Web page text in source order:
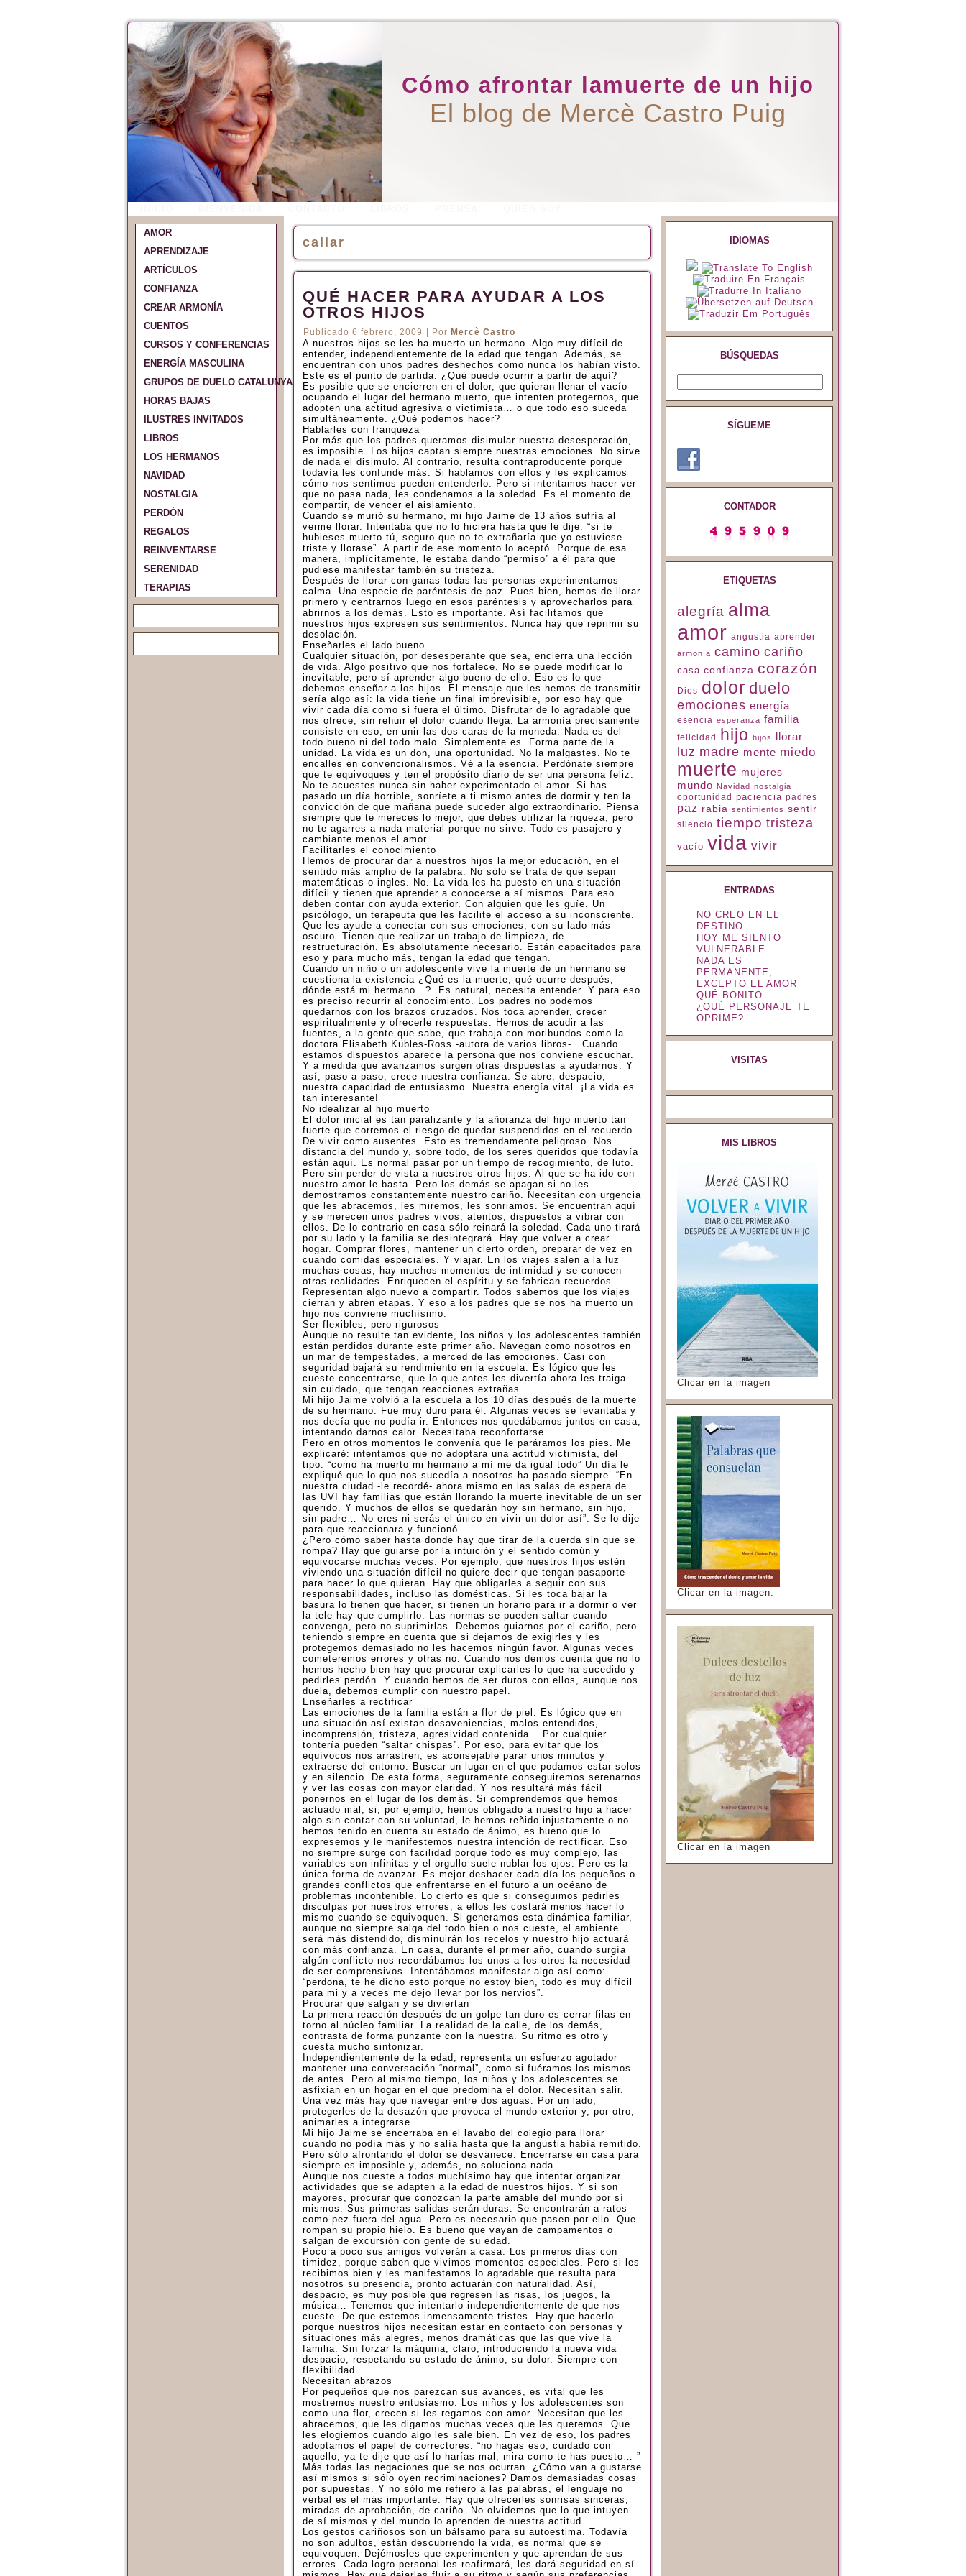
Cómo afrontar lamuerte de un hijo
El blog de Mercè Castro Puig
AMOR
APRENDIZAJE
ARTÍCULOS
CONFIANZA
CREAR ARMONÍA
CUENTOS
CURSOS Y CONFERENCIAS
ENERGÍA MASCULINA
GRUPOS DE DUELO CATALUNYA Y ESPAÑA
HORAS BAJAS
ILUSTRES INVITADOS
LIBROS
LOS HERMANOS
NAVIDAD
NOSTALGIA
PERDÓN
REGALOS
REINVENTARSE
SERENIDAD
TERAPIAS
callar
QUÉ HACER PARA AYUDAR A LOS
OTROS HIJOS
Publicado 6 febrero, 2009 Por Mercè Castro
A nuestros hijos se les ha muerto un hermano. Algo muy difícil de
entender, independientemente de la edad que tengan. Además, se
encuentran con unos padres deshechos como nunca los habían visto.
Este es el punto de partida. ¿Qué puede ocurrir a partir de aquí?
Es posible que se encierren en el dolor, que quieran llenar el vacío
ocupando el lugar del hermano muerto, que intenten protegernos, que
adopten una actitud agresiva o victimista… o que todo eso suceda
simultáneamente. ¿Qué podemos hacer?
Hablarles con franqueza
Por más que los padres queramos disimular nuestra desesperación,
es imposible. Los hijos captan siempre nuestras emociones. No sirve
de nada el disimulo. Al contrario, resulta contraproducente porque
todavía les confunde más. Si hablamos con ellos y les explicamos
cómo nos sentimos pueden entenderlo. Pero si intentamos hacer ver
que no pasa nada, les condenamos a la soledad. Es el momento de
compartir, de vencer el aislamiento.
Cuando se murió su hermano, mi hijo Jaime de 13 años sufría al
verme llorar. Intentaba que no lo hiciera hasta que le dije: “si te
hubieses muerto tú, seguro que no te extrañaría que yo estuviese
triste y llorase”. A partir de ese momento lo aceptó. Porque de esa
manera, implícitamente, le estaba dando “permiso” a él para que
pudiese manifestar también su tristeza.
Después de llorar con ganas todas las personas experimentamos
calma. Una especie de paréntesis de paz. Pues bien, hemos de llorar
primero y centrarnos luego en esos paréntesis y aprovecharlos para
abrirnos a los demás. Esto es importante. Así facilitamos que
nuestros hijos expresen sus sentimientos. Nunca hay que reprimir su
desolación.
Enseñarles el lado bueno
Cualquier situación, por desesperante que sea, encierra una lección
de vida. Algo positivo que nos fortalece. No se puede modificar lo
inevitable, pero sí aprender algo bueno de ello. Eso es lo que
debemos enseñar a los hijos. El mensaje que les hemos de transmitir
sería algo así: la vida tiene un final imprevisible, por eso hay que
vivir cada día como si fuera el último. Disfrutar de lo agradable que
nos ofrece, sin rehuir el dolor cuando llega. La armonía precisamente
consiste en eso, en unir las dos caras de la moneda. Nada es del
todo bueno ni del todo malo. Simplemente es. Forma parte de la
unidad. La vida es un don, una oportunidad. No la malgastes. No te
encalles en convencionalismos. Vé a la esencia. Perdónate siempre
que te equivoques y ten el propósito diario de ser una persona feliz.
No te acuestes nunca sin haber experimentado el amor. Si has
pasado un día horrible, sonríete a ti mismo antes de dormir y ten la
convicción de que mañana puede suceder algo extraordinario. Piensa
siempre que te mereces lo mejor, que debes utilizar la riqueza, pero
no te agarres a nada material porque no sirve. Todo es pasajero y
cambiante menos el amor.
Facilitarles el conocimiento
Hemos de procurar dar a nuestros hijos la mejor educación, en el
sentido más amplio de la palabra. No sólo se trata de que sepan
matemáticas o ingles. No. La vida les ha puesto en una situación
difícil y tienen que aprender a conocerse a sí mismos. Para eso
deben contar con ayuda exterior. Con alguien que les guíe. Un
psicólogo, un terapeuta que les facilite el acceso a su inconsciente.
Que les ayude a conectar con sus emociones, con su lado más
oscuro. Tienen que realizar un trabajo de limpieza, de
restructuración. Es absolutamente necesario. Están capacitados para
eso y para mucho más, tengan la edad que tengan.
Cuando un niño o un adolescente vive la muerte de un hermano se
cuestiona la existencia ¿Qué es la muerte, qué ocurre después,
dónde está mi hermano…?. Es natural, necesita entender. Y para eso
es preciso recurrir al conocimiento. Los padres no podemos
quedarnos con los brazos cruzados. Nos toca aprender, crecer
espiritualmente y ofrecerle respuestas. Hemos de acudir a las
fuentes, a la gente que sabe, que trabaja con moribundos como la
doctora Elisabeth Kübles-Ross -autora de varios libros- . Cuando
estamos dispuestos aparece la persona que nos conviene escuchar.
Y a medida que avanzamos surgen otras dispuestas a ayudarnos. Y
así, paso a paso, crece nuestra confianza. Se abre, despacio,
nuestra capacidad de entusiasmo. Nuestra energía vital. ¡La vida es
tan interesante!
No idealizar al hijo muerto
El dolor inicial es tan paralizante y la añoranza del hijo muerto tan
fuerte que corremos el riesgo de quedar suspendidos en el recuerdo.
De vivir como ausentes. Esto es tremendamente peligroso. Nos
distancia del mundo y, sobre todo, de los seres queridos que todavía
están aquí. Es normal pasar por un tiempo de recogimiento, de luto.
Pero sin perder de vista a nuestros otros hijos. Al que se ha ido con
nuestro amor le basta. Pero los demás se apagan si no les
demostramos constantemente nuestro cariño. Necesitan con urgencia
que les abracemos, les miremos, les sonriamos. Se encuentran aquí
y se merecen unos padres vivos, atentos, dispuestos a vibrar con
ellos. De lo contrario en casa sólo reinará la soledad. Cada uno tirará
por su lado y la familia se desintegrará. Hay que volver a crear
hogar. Comprar flores, mantener un cierto orden, preparar de vez en
cuando comidas especiales. Y viajar. En los viajes salen a la luz
muchas cosas, hay muchos momentos de intimidad y se conocen
otras realidades. Enriquecen el espíritu y se fabrican recuerdos.
Representan algo nuevo a compartir. Todos sabemos que los viajes
cierran y abren etapas. Y eso a los padres que se nos ha muerto un
hijo nos conviene muchísimo.
Ser flexibles, pero rigurosos
Aunque no resulte tan evidente, los niños y los adolescentes también
están perdidos durante este primer año. Navegan como nosotros en
un mar de tempestades, a merced de las emociones. Casi con
seguridad bajará su rendimiento en la escuela. Es lógico que les
cueste concentrarse, que lo que antes les divertía ahora les traiga
sin cuidado, que tengan reacciones extrañas…
Mi hijo Jaime volvió a la escuela a los 10 días después de la muerte
de su hermano. Fue muy duro para él. Algunas veces se levantaba y
nos decía que no podía ir. Entonces nos quedábamos juntos en casa,
intentando darnos calor. Necesitaba reconfortarse.
Pero en otros momentos le convenía que le paráramos los pies. Me
explicaré: intentamos que no adoptara una actitud victimista, del
tipo: “como ha muerto mi hermano a mí me da igual todo” Un día le
expliqué que lo que nos sucedía a nosotros ha pasado siempre. “En
nuestra ciudad -le recordé- ahora mismo en las salas de espera de
las UVI hay familias que están llorando la muerte inevitable de un ser
querido. Y muchos de ellos se quedarán hoy sin hermano, sin hijo,
sin padre… No eres ni serás el único en vivir un dolor así”. Se lo dije
para que reaccionara y funcionó.
¿Pero cómo saber hasta donde hay que tirar de la cuerda sin que se
rompa? Hay que guiarse por la intuición y el sentido común y
equivocarse muchas veces. Por ejemplo, que nuestros hijos estén
viviendo una situación difícil no quiere decir que tengan pasaporte
para hacer lo que quieran. Hay que obligarles a seguir con sus
responsabilidades, incluso las domésticas. Si les toca bajar la
basura lo tienen que hacer, si tienen un horario para ir a dormir o ver
la tele hay que cumplirlo. Las normas se pueden saltar cuando
convenga, pero no suprimirlas. Debemos guiarnos por el cariño, pero
teniendo siempre en cuenta que si dejamos de exigirles y les
protegemos demasiado no les hacemos ningún favor. Algunas veces
cometeremos errores y otras no. Cuando nos demos cuenta que no lo
hemos hecho bien hay que procurar explicarles lo que ha sucedido y
pedirles perdón. Y cuando hemos de ser duros con ellos, aunque nos
duela, debemos cumplir con nuestro papel.
Enseñarles a rectificar
Las emociones de la familia están a flor de piel. Es lógico que en
una situación así existan desaveniencias, malos entendidos,
incomprensión, tristeza, agresividad contenida… Por cualquier
tontería pueden “saltar chispas”. Por eso, para evitar que los
equívocos nos arrastren, es aconsejable parar unos minutos y
extraerse del entorno. Buscar un lugar en el que podamos estar solos
y en silencio. De esta forma, seguramente conseguiremos serenarnos
y ver las cosas con mayor claridad. Y nos resultará más fácil
ponernos en el lugar de los demás. Si comprendemos que hemos
actuado mal, si, por ejemplo, hemos obligado a nuestro hijo a hacer
algo sin contar con su voluntad, le hemos reñido injustamente o no
hemos tenido en cuenta su estado de ánimo, es bueno que lo
expresemos y le manifestemos nuestra intención de rectificar. Eso
no siempre surge con facilidad porque todo es muy complejo, las
variables son infinitas y el orgullo suele nublar los ojos. Pero es la
única forma de avanzar. Es mejor deshacer cada día los pequeños o
grandes conflictos que enfrentarse en el futuro a un océano de
problemas incontenible. Lo cierto es que si conseguimos pedirles
disculpas por nuestros errores, a ellos les costará menos hacer lo
mismo cuando se equivoquen. Si generamos esta dinámica familiar,
aunque no siempre salga del todo bien o nos cueste, el ambiente
será más distendido, disminuirán los recelos y nuestro hijo actuará
con más confianza. En casa, durante el primer año, cuando surgía
algún conflicto nos recordábamos los unos a los otros la necesidad
de ser comprensivos. Intentábamos manifestar algo así como:
“perdona, te he dicho esto porque no estoy bien, todo es muy difícil
para mi y a veces me dejo llevar por los nervios”.
Procurar que salgan y se diviertan
La primera reacción después de un golpe tan duro es cerrar filas en
torno al núcleo familiar. La realidad de la calle, de los demás,
contrasta de forma punzante con la nuestra. Su ritmo es otro y
cuesta mucho sintonizar.
Independientemente de la edad, representa un esfuerzo agotador
mantener una conversación “normal”, como si fuéramos los mismos
de antes. Pero al mismo tiempo, los niños y los adolescentes se
asfixian en un hogar en el que predomina el dolor. Necesitan salir.
Una vez más hay que navegar entre dos aguas. Por un lado,
protegerles de la desazón que provoca el mundo exterior y, por otro,
animarles a integrarse.
Mi hijo Jaime se encerraba en el lavabo del colegio para llorar
cuando no podía más y no salía hasta que la angustia había remitido.
Pero sólo afrontando el dolor se desvanece. Encerrarse en casa para
siempre es imposible y, además, no soluciona nada.
Aunque nos cueste a todos muchísimo hay que intentar organizar
actividades que se adapten a la edad de nuestros hijos. Y si son
mayores, procurar que conozcan la parte amable del mundo por sí
mismos. Sus primeras salidas serán duras. Se encontrarán a ratos
como pez fuera del agua. Pero es necesario que pasen por ello. Que
rompan su propio hielo. Es bueno que vayan de campamentos o
salgan de excursión con gente de su edad.
Poco a poco sus amigos volverán a casa. Los primeros días con
timidez, porque saben que vivimos momentos especiales. Pero si les
recibimos bien y les manifestamos lo agradable que resulta para
nosotros su presencia, pronto actuarán con naturalidad. Así,
despacio, es muy posible que regresen las risas, los juegos, la
música… Tenemos que intentarlo independientemente de que nos
cueste. De que estemos inmensamente tristes. Hay que hacerlo
porque nuestros hijos necesitan estar en contacto con personas y
situaciones más alegres, menos dramáticas que las que vive la
familia. Sin forzar la máquina, claro, introduciendo la nueva vida
despacio, respetando su estado de ánimo, su dolor. Siempre con
flexibilidad.
Necesitan abrazos
Por pequeños que nos parezcan sus avances, es vital que les
mostremos nuestro entusiasmo. Los niños y los adolescentes son
como una flor, crecen si les regamos con amor. Necesitan que les
abracemos, que les digamos muchas veces que les queremos. Que
les elogiemos cuando algo les sale bien. En vez de eso, los padres
adoptamos el papel de correctores: “no hagas eso, cuidado con
aquello, ya te dije que así lo harías mal, mira como te has puesto… ”
Más todas las negaciones que se nos ocurran. ¿Cómo van a gustarse
así mismos si sólo oyen recriminaciones? Damos demasiadas cosas
por supuestas. Y no sólo me refiero a las palabras, el lenguaje no
verbal es el más importante. Hay que ofrecerles sonrisas sinceras,
miradas de aprobación, de cariño. No olvidemos que lo que intuyen
de sí mismos y del mundo lo aprenden de nuestra actitud.
Los gestos cariñosos son un bálsamo para su autoestima. Todavía
no son adultos, están descubriendo la vida, es normal que se
equivoquen. Dejémosles que experimenten y que aprendan de sus
errores. Cada logro personal les reafirmará, les dará seguridad en sí
IDIOMAS
BÚSQUEDAS
SÍGUEME
CONTADOR
ETIQUETAS
alegría alma
amor angustia aprender
armonía camino cariño
casa confianza corazón
Dios dolor duelo
emociones energía
esencia esperanza familia
felicidad hijo hijos llorar
luz madre mente miedo
muerte mujeres
mundo Navidad nostalgia
oportunidad
paciencia padres
paz rabia sentimientos sentir
silencio tiempo tristeza
vacío vida vivir
ENTRADAS
NO CREO EN EL
DESTINO
HOY ME SIENTO
VULNERABLE
NADA ES
PERMANENTE,
EXCEPTO EL AMOR
QUÉ BONITO
¿QUÉ PERSONAJE TE
OPRIME?
VISITAS
MIS LIBROS
Clicar en la imagen
Clicar en la imagen.
Clicar en la imagen